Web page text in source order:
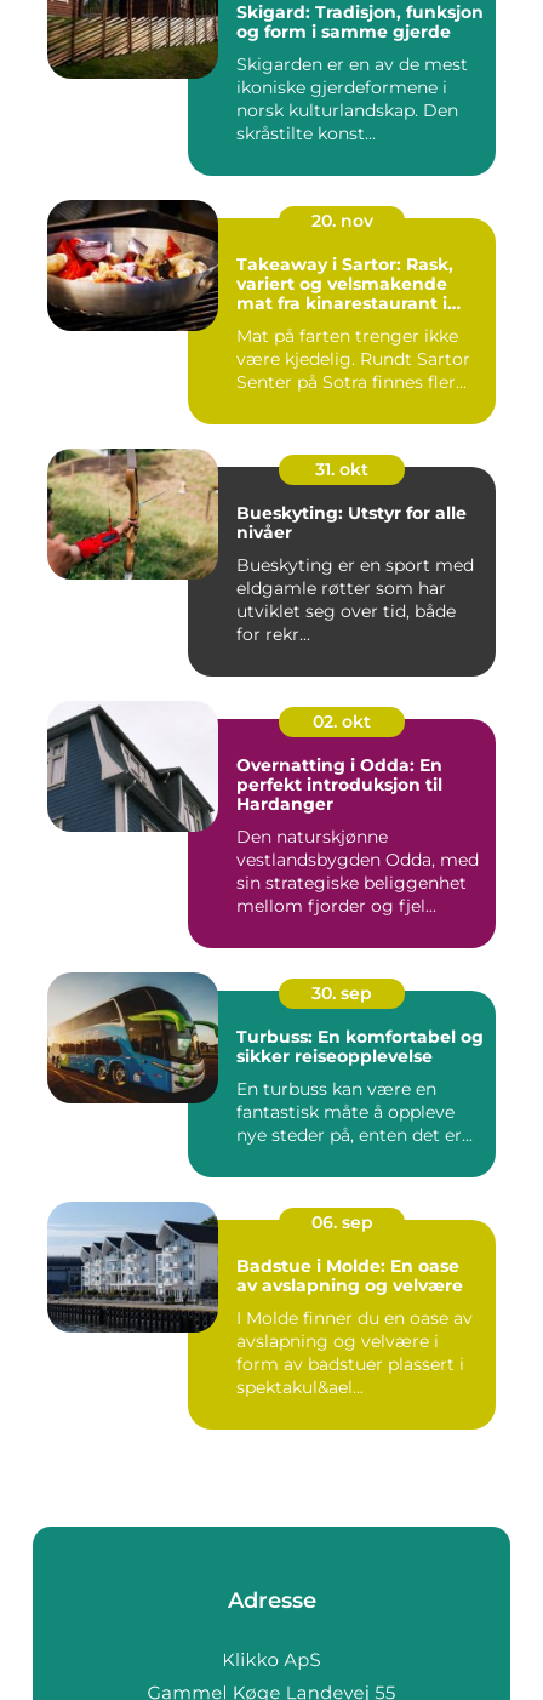
Skigard: Tradisjon, funksjon
og form i samme gjerde
Skigarden er en av de mest
ikoniske gjerdeformene i
norsk kulturlandskap. Den
skråstilte konst...
20. nov
Takeaway i Sartor: Rask,
variert og velsmakende
mat fra kinarestaurant i
Mat på farten trenger ikke
være kjedelig. Rundt Sartor
Senter på Sotra finnes fler...
31. okt
Bueskyting: Utstyr for alle
nivåer
Bueskyting er en sport med
eldgamle røtter som har
utviklet seg over tid, både
for rekr...
02. okt
Overnatting i Odda: En
perfekt introduksjon til
Hardanger
Den naturskjønne
vestlandsbygden Odda, med
sin strategiske beliggenhet
mellom fjorder og fjel...
30. sep
Turbuss: En komfortabel og
sikker reiseopplevelse
En turbuss kan være en
fantastisk måte å oppleve
nye steder på, enten det er...
06. sep
Badstue i Molde: En oase
av avslapning og velvære
I Molde finner du en oase av
avslapning og velvære i
form av badstuer plassert i
spektakul&ael...
Adresse